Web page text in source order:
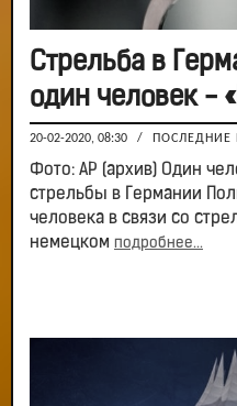
Стрельба в
один человек -
20-02-2020, 08:30 / ПОСЛЕДНИЕ
Фото: АР (архив) Один
стрельбы в Германии
человека в связи со
немецком подробнее...